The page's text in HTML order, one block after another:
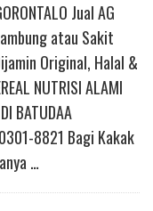
Jual AG
atau Sakit
Original, Halal &
NUTRISI ALAMI
BATUDAA
8821 Bagi Kakak
…